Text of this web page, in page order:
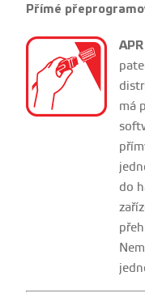
Přímé
má
do